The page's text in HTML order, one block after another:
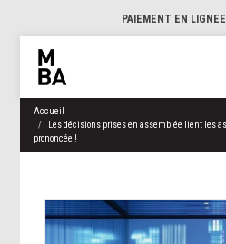
PAIEMENT EN LIGNE
Accueil
Les décisions prises en assemblée lient les
prononcée !